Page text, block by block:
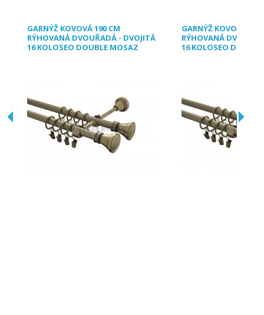
GARNÝŽ KOVOVÁ 190 CM
RÝHOVANÁ DVOUŘADÁ - DVOJITÁ
16 KOLOSEO DOUBLE MOSAZ
GARNÝŽ KOVOVÁ 210
RÝHOVANÁ
16 KOLOSEO